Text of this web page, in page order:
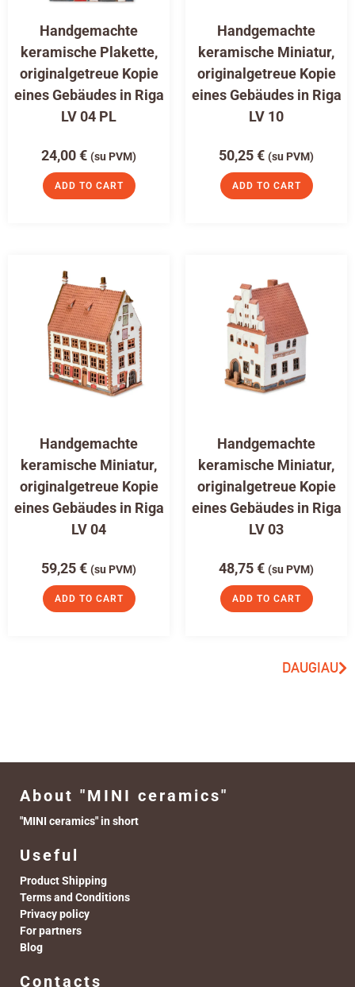
Handgemachte
keramische Plakette,
originalgetreue Kopie
eines Gebäudes in Riga
LV 04 PL
24,00€ (su PVM)
ADD TO CART
Handgemachte
keramische Miniatur,
originalgetreue Kopie
eines Gebäudes in Riga
LV 10
50,25€ (su PVM)
ADD TO CART
Handgemachte
keramische Miniatur,
originalgetreue Kopie
eines Gebäudes in Riga
LV 04
59,25€ (su PVM)
ADD TO CART
Handgemachte
keramische Miniatur,
originalgetreue Kopie
eines Gebäudes in Riga
LV 03
48,75€ (su PVM)
ADD TO CART
DAUGIAU
About "MINI ceramics"
"MINI ceramics" in short
Useful
Product Shipping
Terms and Conditions
Privacy policy
For partners
Blog
Contacts